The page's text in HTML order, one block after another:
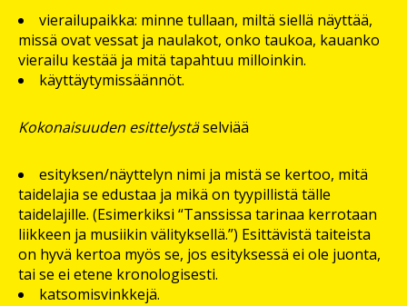
vierailupaikka: minne tullaan, miltä siellä näyttää,
missä ovat vessat ja naulakot, onko taukoa, kauanko
vierailu kestää ja mitä tapahtuu milloinkin.
käyttäytymissäännöt.
Kokonaisuuden esittelystäselviää
esityksen/näyttelyn nimi ja mistä se kertoo, mitä
taidelajia se edustaa ja mikä on tyypillistä tälle
taidelajille. (Esimerkiksi “Tanssissa tarinaa kerrotaan
liikkeen ja musiikin välityksellä.”) Esittävistä taiteista
on hyvä kertoa myös se, jos esityksessä ei ole juonta,
tai se ei etene kronologisesti.
katsomisvinkkejä.